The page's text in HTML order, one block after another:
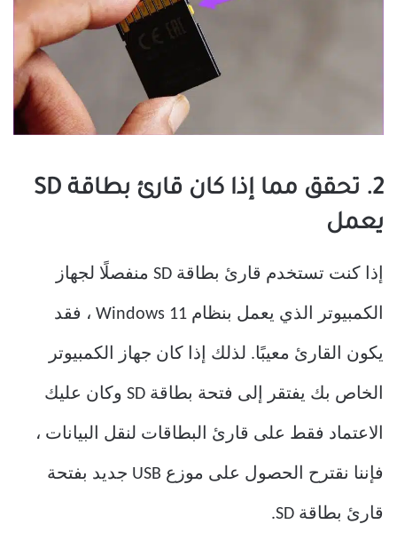
2. تحقق مما إذا كان قارئ بطاقة SD
يعمل
إذا كنت تستخدم قارئ بطاقة SD منفصلًا لجهاز
الكمبيوتر الذي يعمل بنظام Windows 11 ، فقد
يكون القارئ معيبًا. لذلك إذا كان جهاز الكمبيوتر
الخاص بك يفتقر إلى فتحة بطاقة SD وكان عليك
الاعتماد فقط على قارئ البطاقات لنقل البيانات ،
فإننا نقترح الحصول على موزع USB جديد بفتحة
قارئ بطاقة SD.